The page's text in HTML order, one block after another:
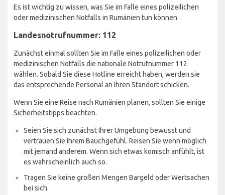
Es ist wichtig zu wissen, was Sie im Falle eines polizeilichen
oder medizinischen Notfalls in Rumänien tun können.
Landesnotrufnummer: 112
Zunächst einmal sollten Sie im Falle eines polizeilichen oder
medizinischen Notfalls die nationale Notrufnummer 112
wählen. Sobald Sie diese Hotline erreicht haben, werden sie
das entsprechende Personal an Ihren Standort schicken.
Wenn Sie eine Reise nach Rumänien planen, sollten Sie einige
Sicherheitstipps beachten.
Seien Sie sich zunächst Ihrer Umgebung bewusst und
vertrauen Sie Ihrem Bauchgefühl. Reisen Sie wenn möglich
mit jemand anderem. Wenn sich etwas komisch anfühlt, ist
es wahrscheinlich auch so.
Tragen Sie keine großen Mengen Bargeld oder Wertsachen
bei sich.